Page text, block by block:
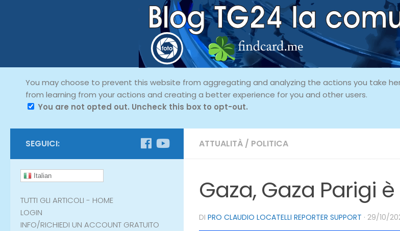
You may choose to prevent this website from aggregating and analyzing the actions you take
from learning from your actions and creating a better experience for you and other users.
You are not opted out. Uncheck this box to opt-out.
ATTUALITÀ / POLITICA
Gaza, Gaza Parigi
DI PRO CLAUDIO LOCATELLI REPORTER SUPPORT · 29/10/
SEGUICI:
Italian
TUTTI GLI ARTICOLI - HOME
LOGIN
INFO/RICHIEDI UN ACCOUNT GRATUITO